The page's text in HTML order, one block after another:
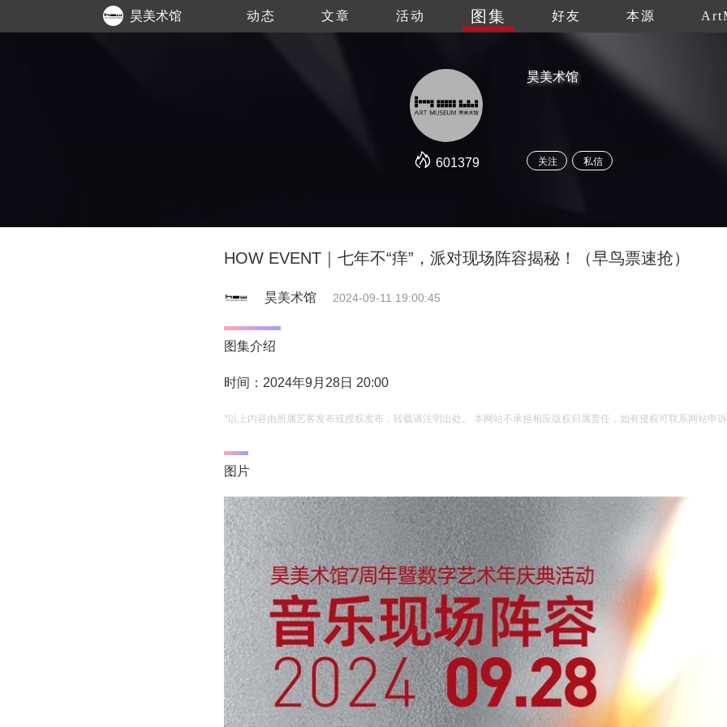
昊美术馆 动态 文章 活动 图集 好友 本源
601379
昊美术馆
关注 私信
HOW EVENT｜七年不“痒”，派对现场阵容揭秘！（早鸟票速抢）
昊美术馆 2024-09-11 19:00:45
图集介绍
时间：2024年9月28日 20:00
*以上内容由所属艺客发布或授权发布，转载请注明出处。 本网站不承担相应版权归属责任，如有侵权可联系网站申
图片